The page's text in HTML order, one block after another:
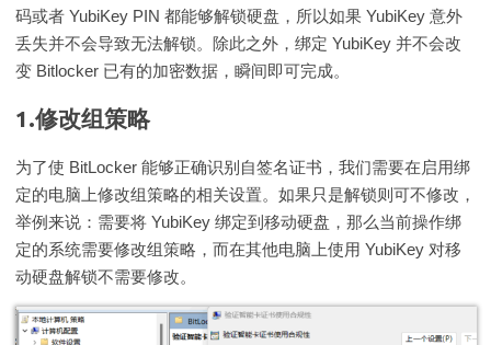
码或者 YubiKey PIN 都能够解锁硬盘，所以如果 YubiKey 意外
丢失并不会导致无法解锁。除此之外，绑定 YubiKey 并不会改
变 Bitlocker 已有的加密数据，瞬间即可完成。
1.修改组策略
为了使 BitLocker 能够正确识别自签名证书，我们需要在启用绑
定的电脑上修改组策略的相关设置。如果只是解锁则可不修改，
举例来说：需要将 YubiKey 绑定到移动硬盘，那么当前操作绑
定的系统需要修改组策略，而在其他电脑上使用 YubiKey 对移
动硬盘解锁不需要修改。